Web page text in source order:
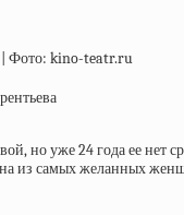
но уже 24 года ее
из самых желанных